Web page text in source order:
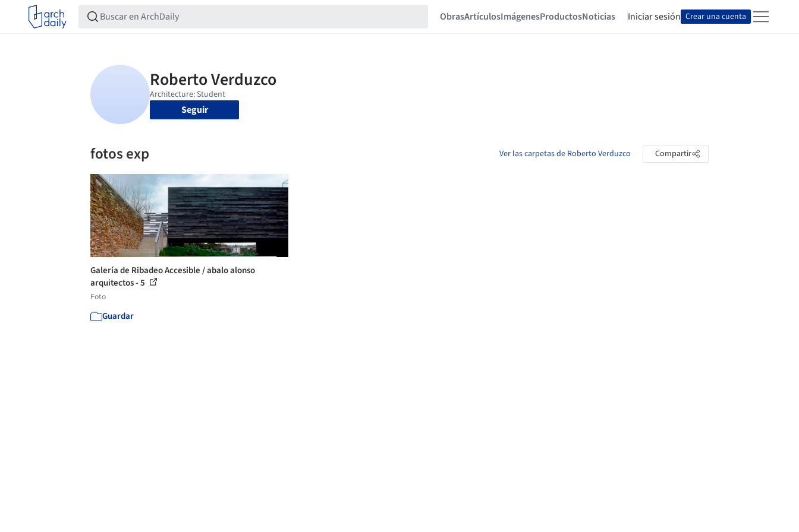
ObrasArtículosImágenesProductosNoticias Iniciar sesión Crear una cuenta
Seguir
fotos exp Ver las carpetas de Roberto Verduzco Compartir
Galería de Ribadeo Accesible / abalo alonso
arquitectos - 5
Foto
Guardar